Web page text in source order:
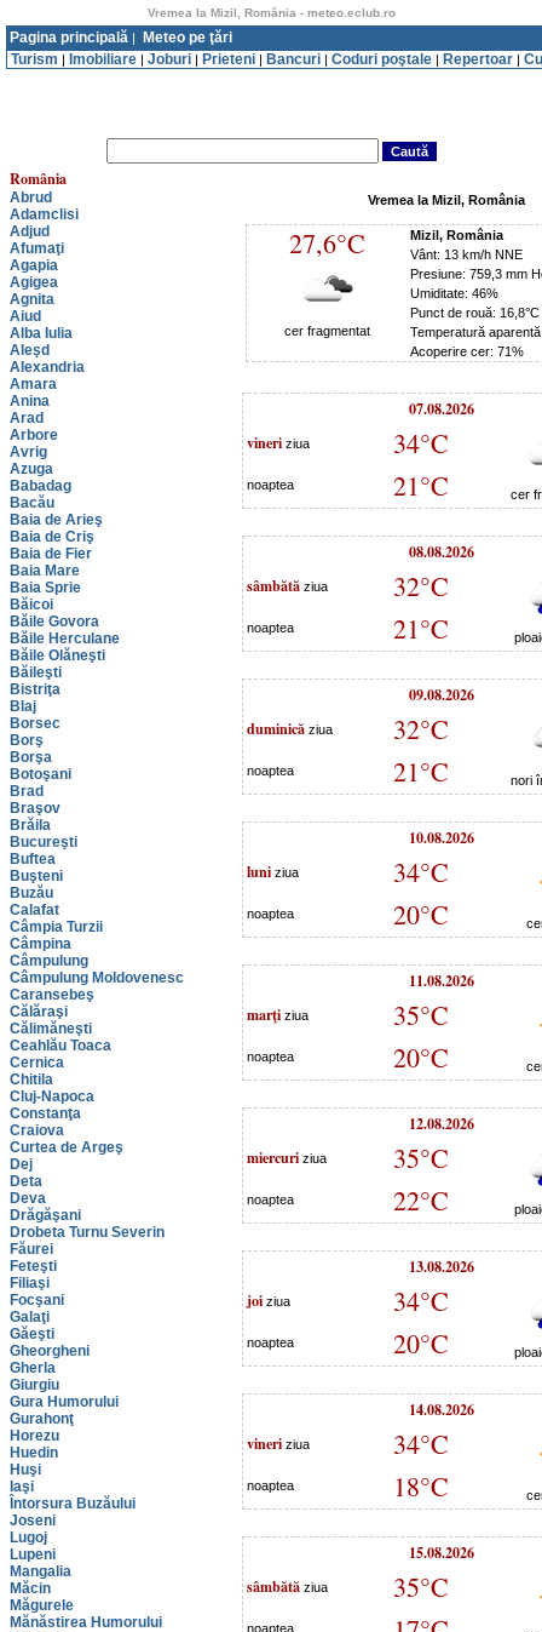
Vremea la Mizil, România - meteo.eclub.ro
Pagina principală |
Meteo pe ţări
Turism | Imobiliare | Joburi | Prieteni | Bancuri | Coduri poştale | Repertoar |
România
Abrud
Adamclisi
Adjud
Afumaţi
Agapia
Agigea
Agnita
Aiud
Alba Iulia
Aleşd
Alexandria
Amara
Anina
Arad
Arbore
Avrig
Azuga
Babadag
Bacău
Baia de Arieş
Baia de Criş
Baia de Fier
Baia Mare
Baia Sprie
Băicoi
Băile Govora
Băile Herculane
Băile Olăneşti
Băileşti
Bistriţa
Blaj
Borsec
Borş
Borşa
Botoşani
Brad
Braşov
Brăila
Bucureşti
Buftea
Buşteni
Buzău
Calafat
Câmpia Turzii
Câmpina
Câmpulung
Câmpulung Moldovenesc
Caransebeş
Călăraşi
Călimăneşti
Ceahlău Toaca
Cernica
Chitila
Cluj-Napoca
Constanţa
Craiova
Curtea de Argeş
Dej
Deta
Deva
Drăgăşani
Drobeta Turnu Severin
Făurei
Feteşti
Filiaşi
Focşani
Galaţi
Găeşti
Gheorgheni
Gherla
Giurgiu
Gura Humorului
Gurahonţ
Horezu
Huedin
Huşi
Iaşi
Întorsura Buzăului
Joseni
Lugoj
Lupeni
Mangalia
Măcin
Măgurele
Mănăstirea Humorului
Vremea la Mizil, România
27,6°C
cer fragmentat
Mizil, România
Vânt: 13 km/h NNE
Presiune: 759,3 mm
Umiditate: 46%
Punct de rouă: 16,8°C
Temperatură
Acoperire cer: 71%
07.08.2026
vineri ziua 34°C
cer
noaptea 21°C
08.08.2026
sâmbătă ziua 32°C
noaptea 21°C
09.08.2026
duminică ziua 32°C
nori
noaptea 21°C
10.08.2026
luni ziua 34°C
noaptea 20°C
11.08.2026
marţi ziua 35°C
noaptea 20°C
12.08.2026
miercuri ziua 35°C
noaptea 22°C
13.08.2026
joi ziua 34°C
noaptea 20°C
14.08.2026
vineri ziua 34°C
noaptea 18°C
15.08.2026
sâmbătă ziua 35°C
noaptea